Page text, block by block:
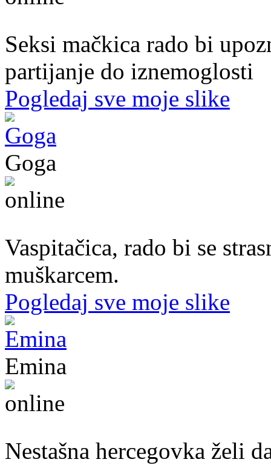
Seksi mačkica rado bi
partijanje do iznemoglosti
Pogledaj sve moje slike
Goga
Vaspitačica, rado bi se
muškarcem.
Pogledaj sve moje slike
Emina
Nestašna hercegovka želi